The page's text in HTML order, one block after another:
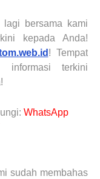
bersama kami
kepada Anda!
! Tempat
informasi terkini
WhatsApp
sudah membahas